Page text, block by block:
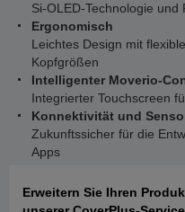
Si-OLED-Technologie
Ergonomisch
Leichtes Design mit
Kopfgrößen
Intelligenter Moverio-
Integrierter Touchscreen
Konnektivität und
Zukunftssicher für die
Apps
Erweitern Sie Ihren